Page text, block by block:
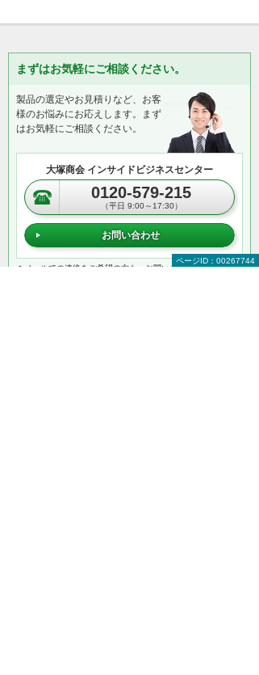
まずはお気軽にご相談ください。
製品の選定やお見積りなど、お客
様のお悩みにお応えします。まず
はお気軽にご相談ください。
大塚商会 インサイドビジネスセンター
0120-579-215
（平日 9:00～17:30）
お問い合わせ
＊メールでの連絡をご希望の方も、お問い合わせボタンをご利
ページID：00267744